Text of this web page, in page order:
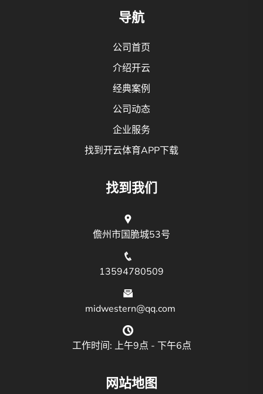
导航
公司首页
介绍开云
经典案例
公司动态
企业服务
找到开云体育APP下载
找到我们
儋州市国脆城53号
13594780509
midwestern@qq.com
工作时间: 上午9点 - 下午6点
网站地图